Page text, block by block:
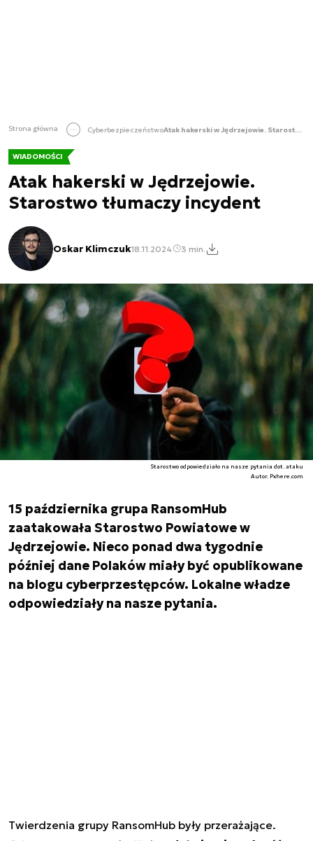
Strona główna Cyberbezpieczeństwo Atak hakerski w Jędrzejowie. Starostwo tłumaczy incydent
WIADOMOŚCI
Atak hakerski w Jędrzejowie.
Starostwo tłumaczy incydent
Oskar Klimczuk18.11.2024 3 min.
Starostwo odpowiedziało na nasze pytania dot. ataku
Autor. Pxhere.com
15 października grupa RansomHub
zaatakowała Starostwo Powiatowe w
Jędrzejowie. Nieco ponad dwa tygodnie
później dane Polaków miały być opublikowane
na blogu cyberprzestępców. Lokalne władze
odpowiedziały na nasze pytania.
Twierdzenia grupy RansomHub były przerażające.